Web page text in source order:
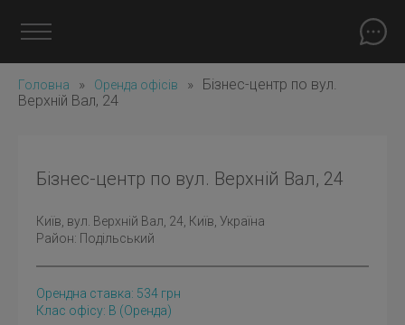
Головна » Оренда офісів »
Бізнес-центр по вул.
Верхній Вал, 24
Бізнес-центр по вул. Верхній Вал, 24
Київ , вул. Верхній Вал, 24, Київ, Україна
Район: Подільський
Орендна ставка: 534 грн
Клас офісу: B (оренда)